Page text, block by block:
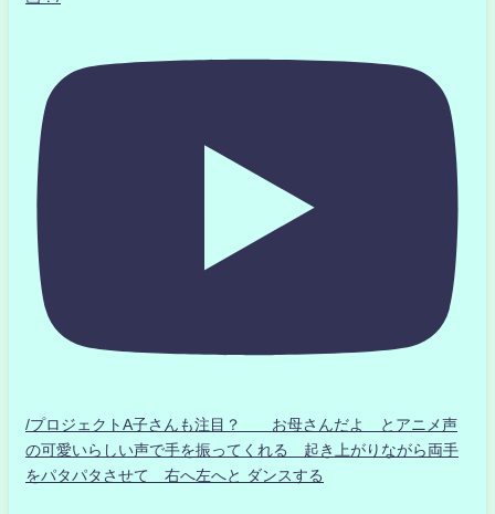
/プロジェクトA子さんも注目？ お母さんだよ とアニメ声
の可愛いらしい声で手を振ってくれる 起き上がりながら両手
をパタパタさせて 右へ左へと ダンスする